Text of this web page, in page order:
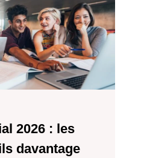
2026 : les
davantage